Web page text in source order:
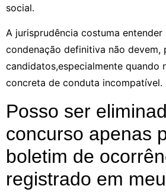
social.
A jurisprudência costuma
condenação definitiva não devem,
candidatos,especialmente quando
concreta de conduta incompatível.
Posso ser
concurso apenas
boletim de
registrado em